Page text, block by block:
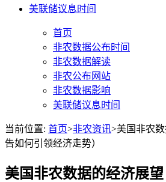
美联储议息时间
首页
非农数据公布时间
非农数据解读
非农公布网站
非农数据影响
美联储议息时间
当前位置: 首页>非农资讯>美国非农
告如何引领经济走势）
美国非农数据的经济展